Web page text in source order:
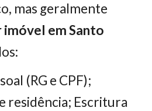
mas geralmente
em Santo
(RG e CPF);
residência; Escritura